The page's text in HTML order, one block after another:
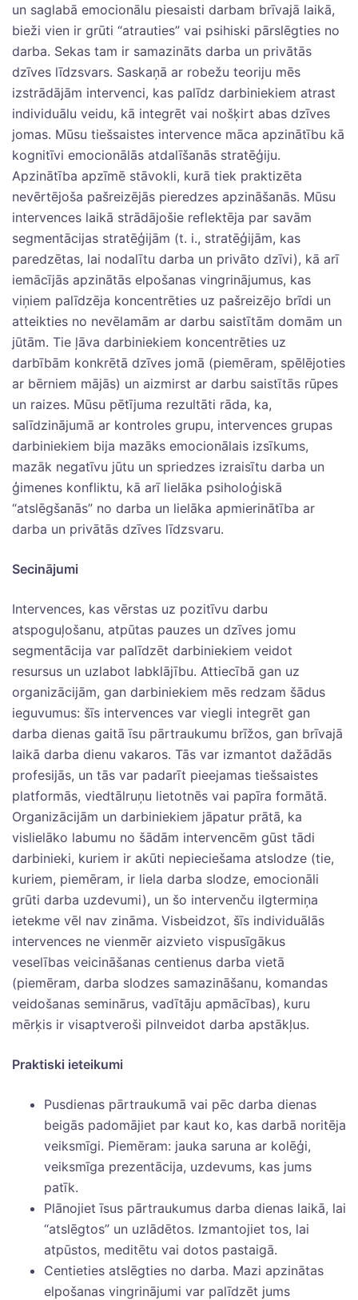
un saglabā emocionālu piesaisti darbam brīvajā laikā,
bieži vien ir grūti “atrauties” vai psihiski pārslēgties no
darba. Sekas tam ir samazināts darba un privātās
dzīves līdzsvars. Saskaņā ar robežu teoriju mēs
izstrādājām intervenci, kas palīdz darbiniekiem atrast
individuālu veidu, kā integrēt vai nošķirt abas dzīves
jomas. Mūsu tiešsaistes intervence māca apzinātību kā
kognitīvi emocionālās atdalīšanās stratēģiju.
Apzinātība apzīmē stāvokli, kurā tiek praktizēta
nevērtējoša pašreizējās pieredzes apzināšanās. Mūsu
intervences laikā strādājošie reflektēja par savām
segmentācijas stratēģijām (t. i., stratēģijām, kas
paredzētas, lai nodalītu darba un privāto dzīvi), kā arī
iemācījās apzinātās elpošanas vingrinājumus, kas
viņiem palīdzēja koncentrēties uz pašreizējo brīdi un
atteikties no nevēlamām ar darbu saistītām domām un
jūtām. Tie ļāva darbiniekiem koncentrēties uz
darbībām konkrētā dzīves jomā (piemēram, spēlējoties
ar bērniem mājās) un aizmirst ar darbu saistītās rūpes
un raizes. Mūsu pētījuma rezultāti rāda, ka,
salīdzinājumā ar kontroles grupu, intervences grupas
darbiniekiem bija mazāks emocionālais izsīkums,
mazāk negatīvu jūtu un spriedzes izraisītu darba un
ģimenes konfliktu, kā arī lielāka psiholoģiskā
“atslēgšanās” no darba un lielāka apmierinātība ar
darba un privātās dzīves līdzsvaru.
Secinājumi
Intervences, kas vērstas uz pozitīvu darbu
atspoguļošanu, atpūtas pauzes un dzīves jomu
segmentācija var palīdzēt darbiniekiem veidot
resursus un uzlabot labklājību. Attiecībā gan uz
organizācijām, gan darbiniekiem mēs redzam šādus
ieguvumus: šīs intervences var viegli integrēt gan
darba dienas gaitā īsu pārtraukumu brīžos, gan brīvajā
laikā darba dienu vakaros. Tās var izmantot dažādās
profesijās, un tās var padarīt pieejamas tiešsaistes
platformās, viedtālruņu lietotnēs vai papīra formātā.
Organizācijām un darbiniekiem jāpatur prātā, ka
vislielāko labumu no šādām intervencēm gūst tādi
darbinieki, kuriem ir akūti nepieciešama atslodze (tie,
kuriem, piemēram, ir liela darba slodze, emocionāli
grūti darba uzdevumi), un šo intervenču ilgtermiņa
ietekme vēl nav zināma. Visbeidzot, šīs individuālās
intervences ne vienmēr aizvieto vispusīgākus
veselības veicināšanas centienus darba vietā
(piemēram, darba slodzes samazināšanu, komandas
veidošanas seminārus, vadītāju apmācības), kuru
mērķis ir visaptveroši pilnveidot darba apstākļus.
Praktiski ieteikumi
Pusdienas pārtraukumā vai pēc darba dienas
beigās padomājiet par kaut ko, kas darbā noritēja
veiksmīgi. Piemēram: jauka saruna ar kolēģi,
veiksmīga prezentācija, uzdevums, kas jums
patīk.
Plānojiet īsus pārtraukumus darba dienas laikā, lai
“atslēgtos” un uzlādētos. Izmantojiet tos, lai
atpūstos, meditētu vai dotos pastaigā.
Centieties atslēgties no darba. Mazi apzinātas
elpošanas vingrinājumi var palīdzēt jums